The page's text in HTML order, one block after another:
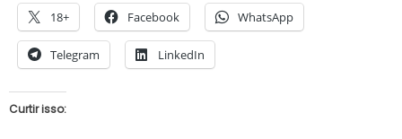
18+ Facebook WhatsApp
Telegram LinkedIn
Curtir isso: